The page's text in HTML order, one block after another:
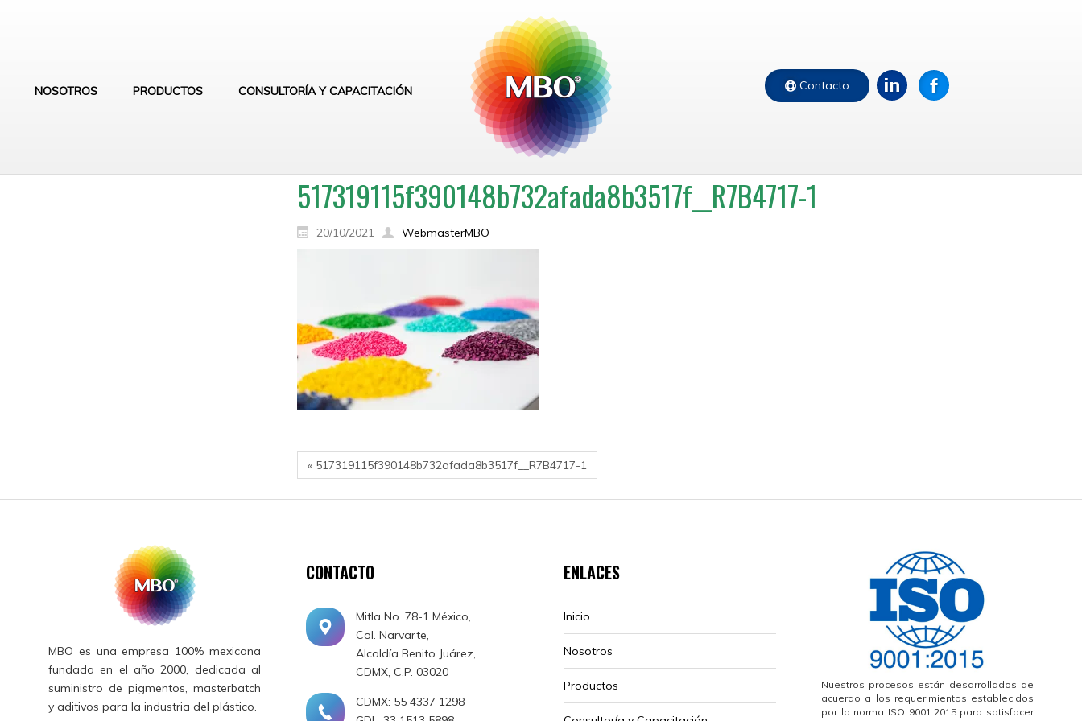
NOSOTROS PRODUCTOS CONSULTORÍA Y CAPACITACIÓN Contacto
517319115f390148b732afada8b3517f__R7B4717-1
20/10/2021 WebmasterMBO
« 517319115f390148b732afada8b3517f__R7B4717-1
MBO es una empresa 100% mexicana
fundada en el año 2000, dedicada al
suministro de pigmentos, masterbatch
y aditivos para la industria del plástico.
CONTACTO
Mitla No. 78-1 México,
Col. Narvarte,
Alcaldía Benito Juárez,
CDMX, C.P. 03020
CDMX: 55 4337 1298
ENLACES
Inicio
Nosotros
Productos
Nuestros procesos están desarrollados de
acuerdo a los requerimientos establecidos
por la norma ISO 9001:2015 para satisfacer